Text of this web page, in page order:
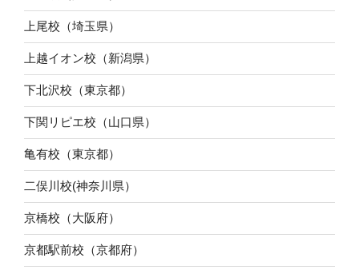
上尾校（埼玉県）
上越イオン校（新潟県）
下北沢校（東京都）
下関リピエ校（山口県）
亀有校（東京都）
二俣川校(神奈川県）
京橋校（大阪府）
京都駅前校（京都府）